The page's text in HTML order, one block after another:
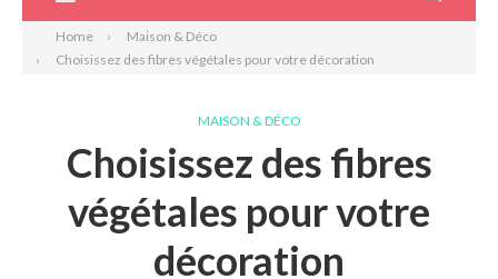
Home
Maison & Déco
Choisissez des fibres végétales pour votre décoration
MAISON & DÉCO
Choisissez des fibres
végétales pour votre
décoration